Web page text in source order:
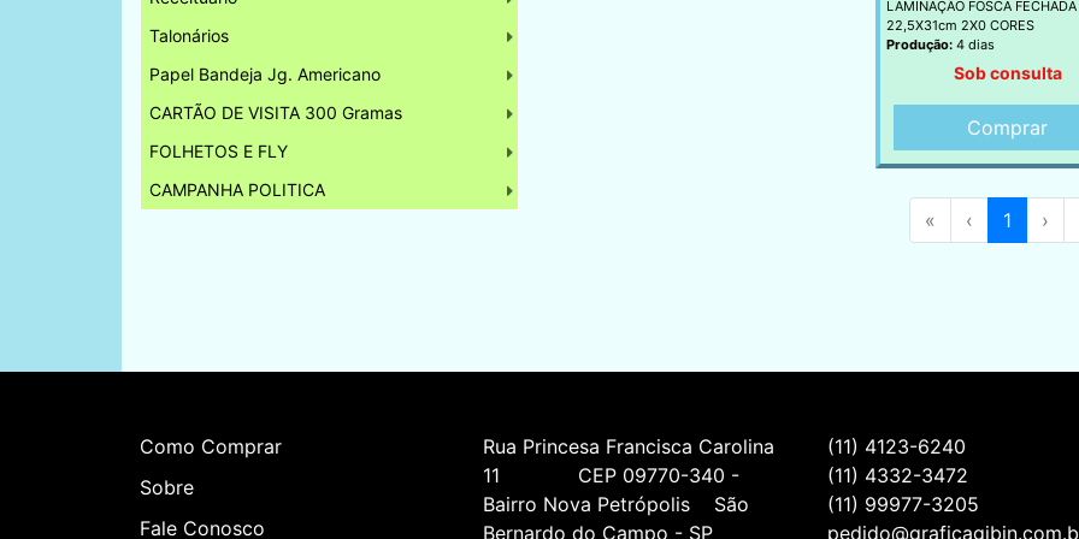
Talonários
Papel Bandeja Jg. Americano
CARTÃO DE VISITA 300 Gramas
FOLHETOS E FLY
CAMPANHA POLITICA
LAMINAÇÃO FOSCA FECHADA
22,5X31cm 2X0 CORES
Produção:4 dias
Sob consulta
Comprar
« ‹ 1 ›
Como Comprar
Sobre
Fale Conosco
Rua Princesa Francisca Carolina
11             CEP 09770-340 -
Bairro Nova Petrópolis    São
Bernardo do Campo - SP
(11) 4123-6240
(11) 4332-3472
(11) 99977-3205